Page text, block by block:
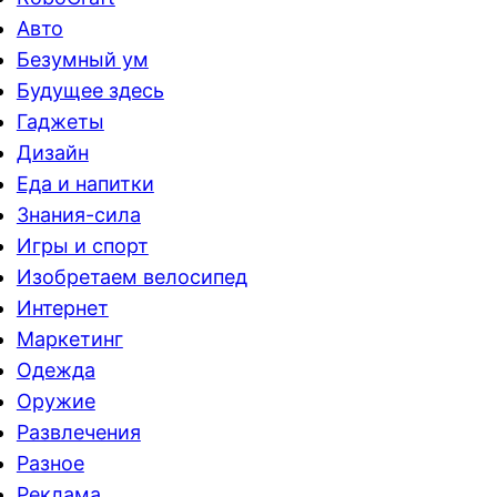
Авто
Безумный ум
Будущее здесь
Гаджеты
Дизайн
Еда и напитки
Знания-сила
Игры и спорт
Изобретаем велосипед
Интернет
Маркетинг
Одежда
Оружие
Развлечения
Разное